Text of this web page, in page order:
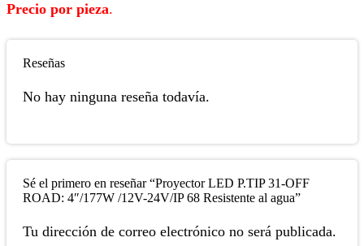
Precio por pieza.
Reseñas
No hay ninguna reseña todavía.
Sé el primero en reseñar “Proyector LED P.TIP 31-OFF
ROAD: 4″/177W /12V-24V/IP 68 Resistente al agua”
Tu dirección de correo electrónico no será publicada.